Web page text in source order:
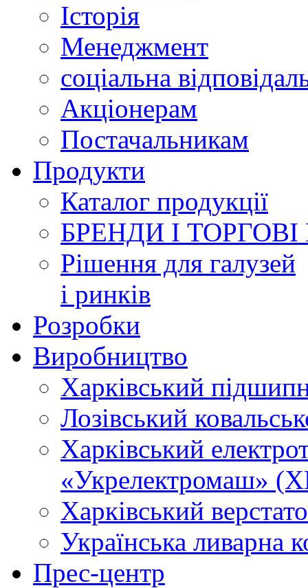
Історія
Менеджмент
соціальна
Акціонерам
Постачальникам
Продукти
Каталог продукції
БРЕНДИ І
Рішення для галузей
і ринків
Розробки
Виробництво
Харківський
Лозівський
Харківський
«Укрелектромаш»
Харківський
Українська ливарна
Прес-центр